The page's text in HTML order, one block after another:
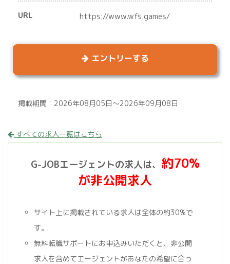
URL https://www.wfs.games/
エントリーする
掲載期間：2026年08月05日～2026年09月08日
すべての求人一覧はこちら
G-JOBエージェントの求人は、 約70%
が非公開求人
サイト上に掲載されている求人は全体の約30%で
す。
無料転職サポートにお申込みいただくと、非公開
求人を含めてエージェントがあなたの希望に合っ